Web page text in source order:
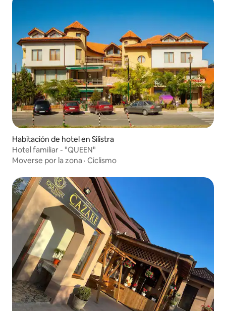
Habitación de hotel en Silistra
Hotel familiar - "QUEEN"
Moverse por la zona · Ciclismo